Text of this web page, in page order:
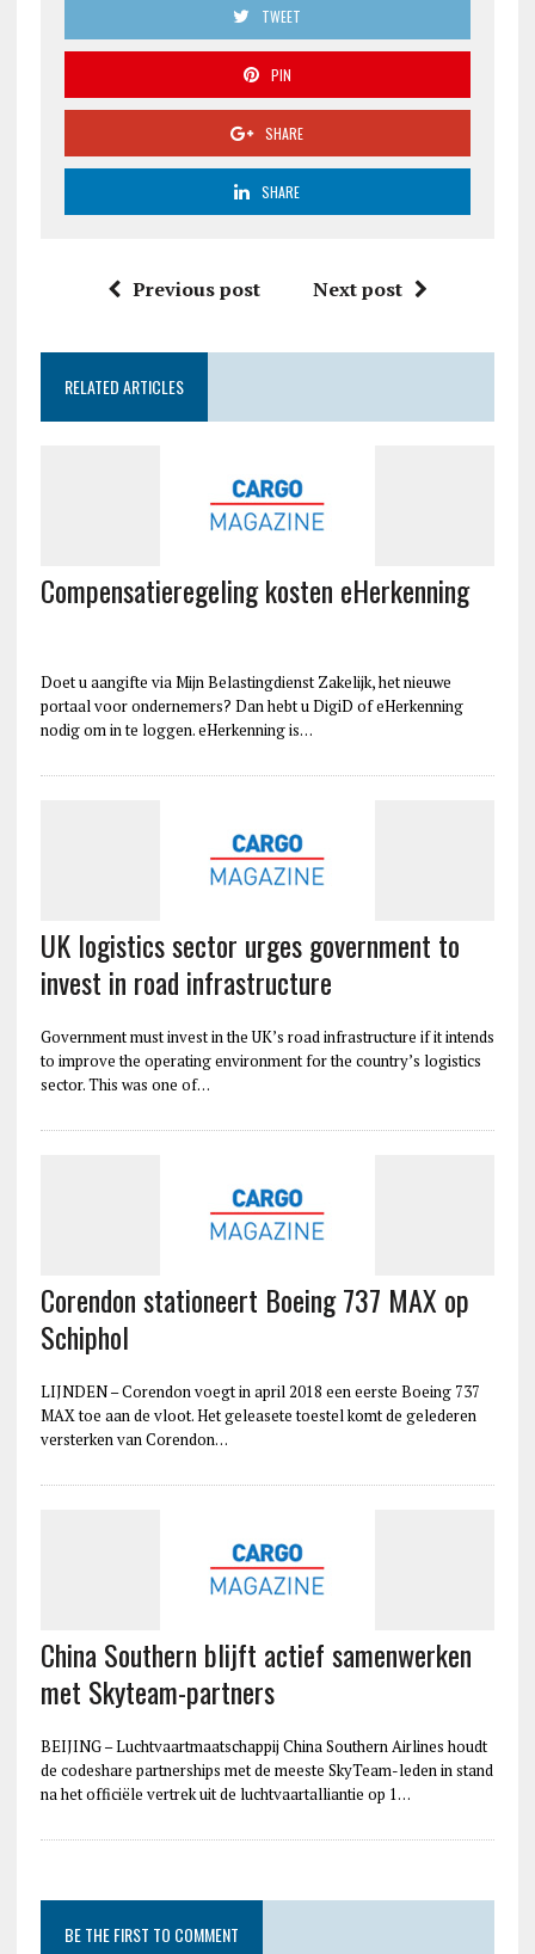
TWEET
PIN
SHARE
SHARE
Previous post Next post
RELATED ARTICLES
Compensatieregeling kosten eHerkenning
Doet u aangifte via Mijn Belastingdienst Zakelijk, het nieuwe
portaal voor ondernemers? Dan hebt u DigiD of eHerkenning
nodig om in te loggen. eHerkenning is…
UK logistics sector urges government to
invest in road infrastructure
Government must invest in the UK’s road infrastructure if it intends
to improve the operating environment for the country’s logistics
sector. This was one of…
Corendon stationeert Boeing 737 MAX op
Schiphol
LIJNDEN – Corendon voegt in april 2018 een eerste Boeing 737
MAX toe aan de vloot. Het geleasete toestel komt de gelederen
versterken van Corendon…
China Southern blijft actief samenwerken
met Skyteam-partners
BEIJING – Luchtvaartmaatschappij China Southern Airlines houdt
de codeshare partnerships met de meeste SkyTeam-leden in stand
na het officiële vertrek uit de luchtvaartalliantie op 1…
BE THE FIRST TO COMMENT